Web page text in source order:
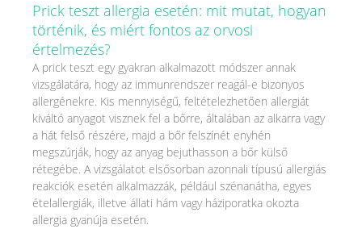
Prick teszt allergia esetén: mit mutat, hogyan
történik, és miért fontos az orvosi
értelmezés?
A prick teszt egy gyakran alkalmazott módszer annak
vizsgálatára, hogy az immunrendszer reagál-e bizonyos
allergénekre. Kis mennyiségű, feltételezhetően allergiát
kiváltó anyagot visznek fel a bőrre, általában az alkarra vagy
a hát felső részére, majd a bőr felszínét enyhén
megszúrják, hogy az anyag bejuthasson a bőr külső
rétegébe. A vizsgálatot elsősorban azonnali típusú allergiás
reakciók esetén alkalmazzák, például szénanátha, egyes
ételallergiák, illetve állati hám vagy háziporatka okozta
allergia gyanúja esetén.